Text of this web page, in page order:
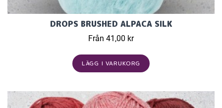
DROPS BRUSHED ALPACA SILK
Från 41,00 kr
LÄGG I VARUKORG